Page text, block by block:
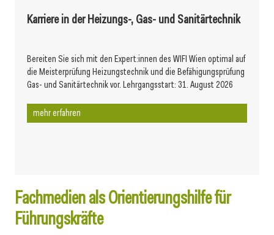
Karriere in der Heizungs-, Gas- und Sanitärtechnik
Bereiten Sie sich mit den Expert:innen des WIFI Wien optimal auf
die Meisterprüfung Heizungstechnik und die Befähigungsprüfung
Gas- und Sanitärtechnik vor. Lehrgangsstart: 31. August 2026
mehr erfahren
Fachmedien als Orientierungshilfe für
Führungskräfte